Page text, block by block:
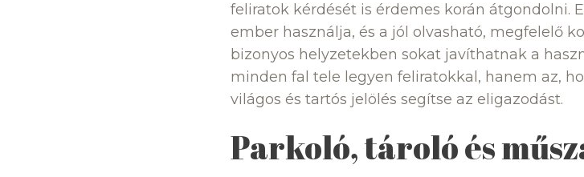
feliratok kérdését is érdemes korán átgondolni.
ember használja, és a jól olvasható, megfelelő
bizonyos helyzetekben sokat javíthatnak a
minden fal tele legyen feliratokkal, hanem az,
világos és tartós jelölés segítse az eligazodást.
Parkoló, tároló és